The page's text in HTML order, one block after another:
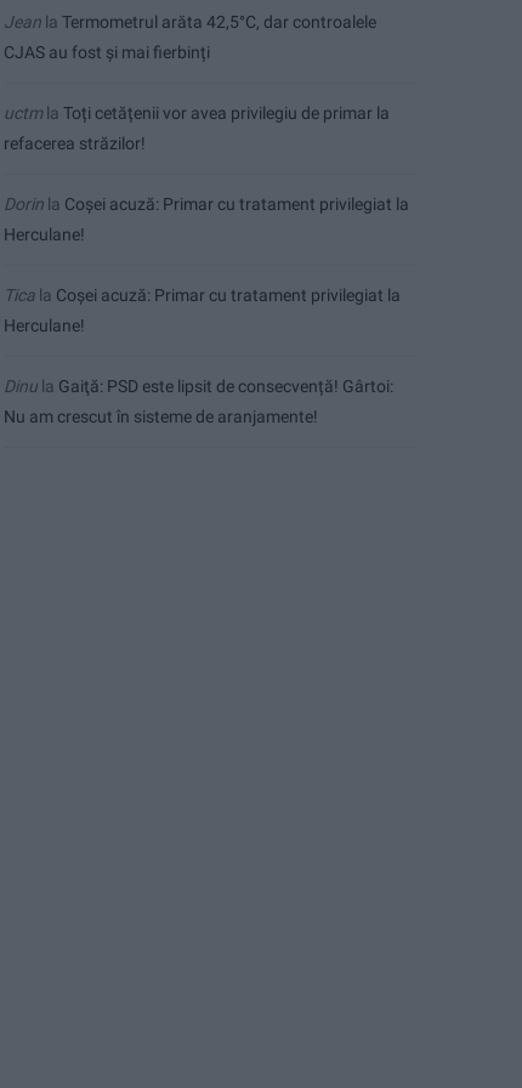
Jean la Termometrul arăta 42,5°C, dar controalele
CJAS au fost și mai fierbinți
uctmla Toți cetățenii vor avea privilegiu de primar la
refacerea străzilor!
Dorin la Coșei acuză: Primar cu tratament privilegiat la
Herculane!
Tica la Coșei acuză: Primar cu tratament privilegiat la
Herculane!
Dinu la Gaiţă: PSD este lipsit de consecvență! Gârtoi:
Nu am crescut în sisteme de aranjamente!